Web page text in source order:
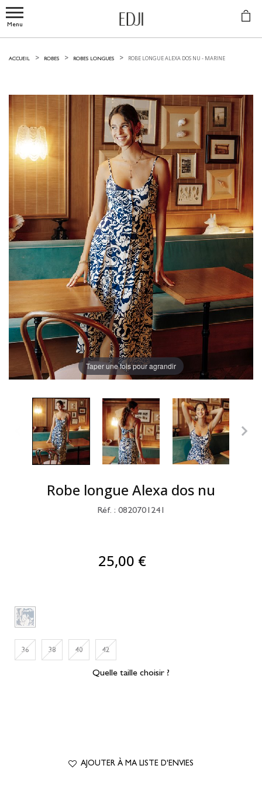
Menu
ACCUEIL ROBES ROBES LONGUES ROBE LONGUE ALEXA DOS NU - MARINE
Taper une fois pour agrandir
Robe longue Alexa dos nu
Réf. : 0820701241
25,00 €
36 38 40 42
Quelle taille choisir ?
AJOUTER À MA LISTE D'ENVIES